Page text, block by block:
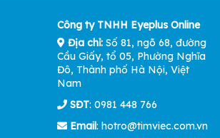
Công ty TNHH Eyeplus Online
Địa chỉ: Số 81, ngõ 68, đường
Cầu Giấy, tổ 05, Phường Nghĩa
Đô, Thành phố Hà Nội, Việt
Nam
SĐT: 0981 448 766
Email: hotro@timviec.com.vn